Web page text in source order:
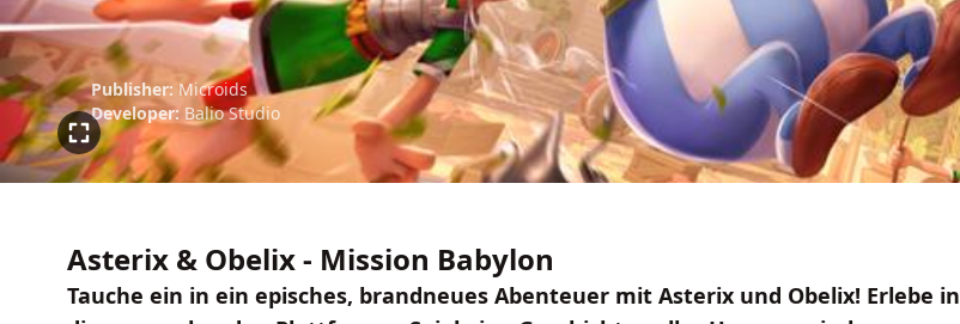
Publisher: Microids
Developer: Balio Studio
Asterix & Obelix - Mission Babylon
Tauche ein in ein episches, brandneues Abenteuer mit Asterix und Obelix! Erlebe in